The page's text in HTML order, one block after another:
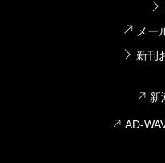
メー
新刊
新
AD-